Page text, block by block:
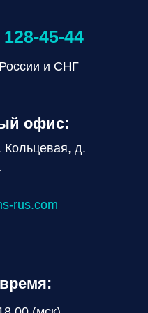
и СНГ
45-44
Кольцевая, д.
rus.com
офис: